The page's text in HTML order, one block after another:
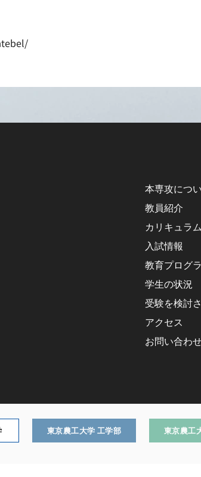
本専攻につ
教員紹介
カリキュラム
入試情報
教育プログ
学生の状況
受験を検討
アクセス
お問い合わ
東京農工大学 工学部 東京農工